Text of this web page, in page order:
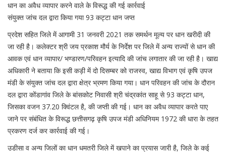
धान का अवैध व्यापार करने वाले के विरूद्ध की गई कार्रवाई
संयुक्त जांच दल द्वारा किया गया 93 कट्टा धान जप्त
प्रदेश सहित जिले में आगामी 31 जनवरी 2021 तक समर्थन मूल्य पर धान खरीदी की
जा रही है। कलेक्टर श्री जय प्रकाश मौर्य के निर्देश पर जिले में अन्य राज्यों से धान की
आवक एवं धान व्यापार/ भण्डारण/परिवहन इत्यादि की जांच लगातार की जा रही है। खाद्य
अधिकारी ने बताया कि इसी कड़ी में दो दिसम्बर को राजस्व, खाद्य विभाग एवं कृषि उपज
मंडी के संयुक्त जांच दल द्वारा क्षेत्र भ्रमण किया गया। धान परिवहन की जांच के दौरान
दल द्वारा कोंडागांव जिले के बांसकोट निवासी श्री चंद्रकांत साहू से 93 कट्टा धान,
जिसका वजन 37.20 क्विंटल है, की जप्ती की गई। धान का अवैध व्यापार करते पाए
जाने पर संबंधित के विरूद्ध छत्तीसगढ़ कृषि उपज मंडी अधिनियम 1972 की धारा के तहत
प्रकरण दर्ज कर कार्रवाई की गई।
उडीसा व अन्य जिलों का धान धमतरी जिले में खपाने का प्रयास जारी है, जिले के कई